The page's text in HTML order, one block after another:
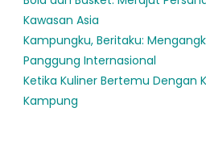
Kawasan Asia
Kampungku, Beritaku:
Panggung Internasional
Ketika Kuliner Bertemu Dengan
Kampung